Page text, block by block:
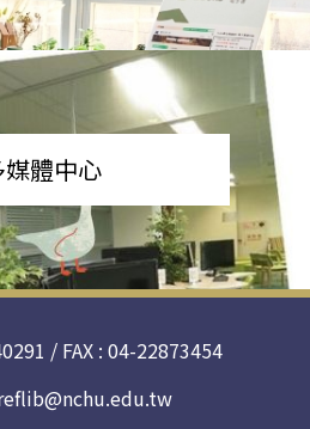
媒體中心
/ FAX : 04-22873454